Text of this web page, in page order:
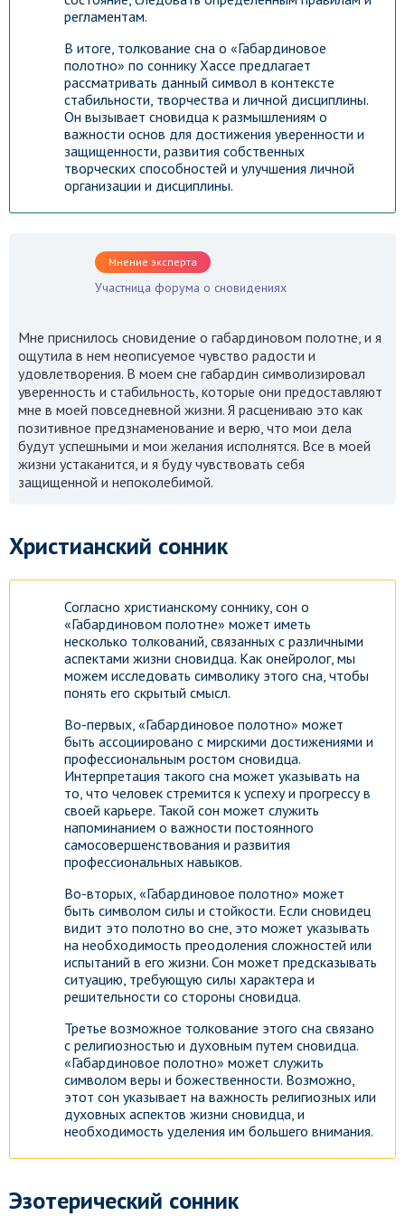
регламентам.
В итоге, толкование сна о «Габардиновое
полотно» по соннику Хассе предлагает
рассматривать данный символ в контексте
стабильности, творчества и личной дисциплины.
Он вызывает сновидца к размышлениям о
важности основ для достижения уверенности и
защищенности, развития собственных
творческих способностей и улучшения личной
организации и дисциплины.
Мнение эксперта
Участница форума о сновидениях
Мне приснилось сновидение о габардиновом полотне, и я
ощутила в нем неописуемое чувство радости и
удовлетворения. В моем сне габардин символизировал
уверенность и стабильность, которые они предоставляют
мне в моей повседневной жизни. Я расцениваю это как
позитивное предзнаменование и верю, что мои дела
будут успешными и мои желания исполнятся. Все в моей
жизни устаканится, и я буду чувствовать себя
защищенной и непоколебимой.
Христианский сонник
Согласно христианскому соннику, сон о
«Габардиновом полотне» может иметь
несколько толкований, связанных с различными
аспектами жизни сновидца. Как онейролог, мы
можем исследовать символику этого сна, чтобы
понять его скрытый смысл.
Во-первых, «Габардиновое полотно» может
быть ассоциировано с мирскими достижениями и
профессиональным ростом сновидца.
Интерпретация такого сна может указывать на
то, что человек стремится к успеху и прогрессу в
своей карьере. Такой сон может служить
напоминанием о важности постоянного
самосовершенствования и развития
профессиональных навыков.
Во-вторых, «Габардиновое полотно» может
быть символом силы и стойкости. Если сновидец
видит это полотно во сне, это может указывать
на необходимость преодоления сложностей или
испытаний в его жизни. Сон может предсказывать
ситуацию, требующую силы характера и
решительности со стороны сновидца.
Третье возможное толкование этого сна связано
с религиозностью и духовным путем сновидца.
«Габардиновое полотно» может служить
символом веры и божественности. Возможно,
этот сон указывает на важность религиозных или
духовных аспектов жизни сновидца, и
необходимость уделения им большего внимания.
Эзотерический сонник